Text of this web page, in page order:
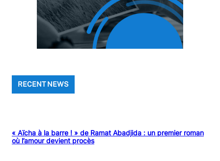
RECENT NEWS
« Aïcha à la barre ! » de Ramat Abadjida : un premier roman
où l’amour devient procès